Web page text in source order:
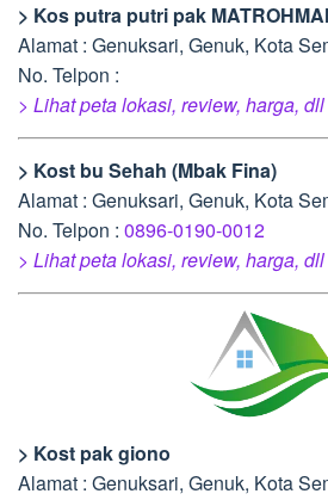
> Kos putra putri pak
Alamat : Genuksari, Genuk, Kota
No. Telpon :
> Lihat peta lokasi, review, harga, dll
> Kost bu Sehah (Mbak Fina)
Alamat : Genuksari, Genuk, Kota
No. Telpon : 0896-0190-0012
> Lihat peta lokasi, review, harga, dll
> Kost pak giono
Alamat : Genuksari, Genuk, Kota